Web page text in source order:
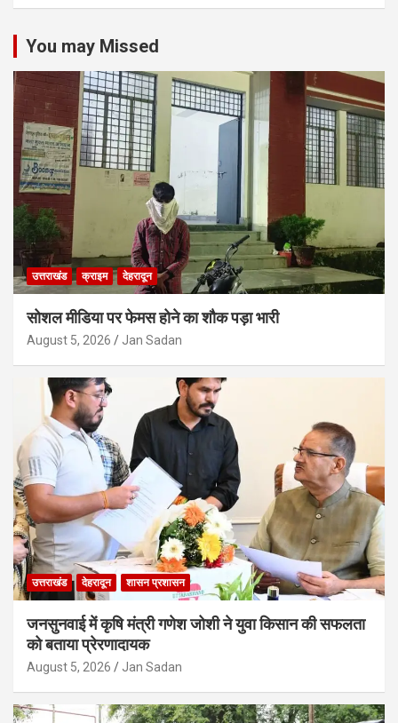
You may Missed
उत्तराखंड क्राइम देहरादून
सोशल मीडिया पर फेमस होने का शौक पड़ा भारी
August 5, 2026 Jan Sadan
उत्तराखंड देहरादून शासन प्रशासन
जनसुनवाई में कृषि मंत्री गणेश जोशी ने युवा किसान की सफलता
को बताया प्रेरणादायक
August 5, 2026 Jan Sadan